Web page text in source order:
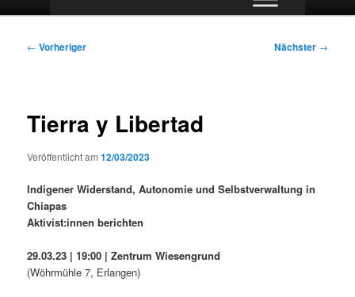
Beitragsnavigation
← Vorheriger Nächster →
Tierra y Libertad
Veröffentlicht am12/03/2023
Indigener Widerstand, Autonomie und Selbstverwaltung in
Chiapas
Aktivist:innen berichten
29.03.23 | 19:00 | Zentrum Wiesengrund
(Wöhrmühle 7, Erlangen)